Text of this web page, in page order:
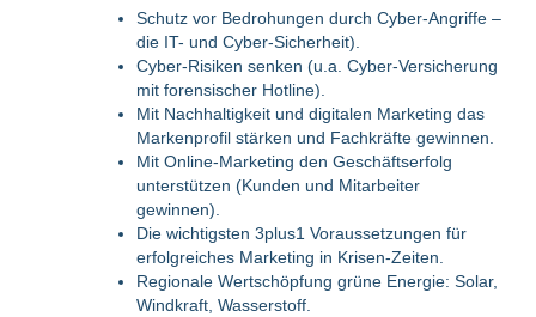
Schutz vor Bedrohungen durch Cyber-Angriffe –
die IT- und Cyber-Sicherheit).
Cyber-Risiken senken (u.a. Cyber-Versicherung
mit forensischer Hotline).
Mit Nachhaltigkeit und digitalen Marketing das
Markenprofil stärken und Fachkräfte gewinnen.
Mit Online-Marketing den Geschäftserfolg
unterstützen (Kunden und Mitarbeiter
gewinnen).
Die wichtigsten 3plus1 Voraussetzungen für
erfolgreiches Marketing in Krisen-Zeiten.
Regionale Wertschöpfung grüne Energie: Solar,
Windkraft, Wasserstoff.